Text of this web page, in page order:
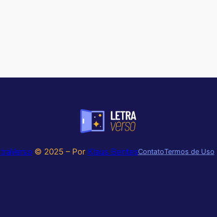
© 2025 – Por Klaus BentesContatoTermos de Uso